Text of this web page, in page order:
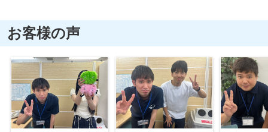
お客様の声